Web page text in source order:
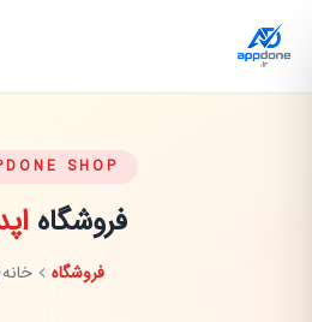
SHOP
فروشگاه
خانه فروشگاه